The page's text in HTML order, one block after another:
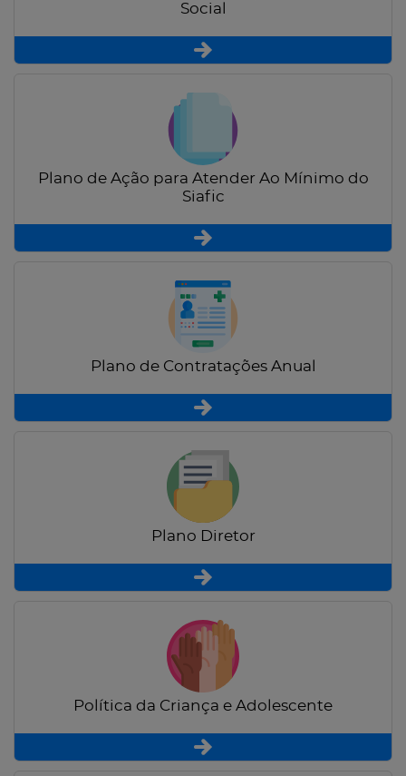
Social
Plano de Ação para Atender Ao Mínimo do
Siafic
Plano de Contratações Anual
Plano Diretor
Política da Criança e Adolescente